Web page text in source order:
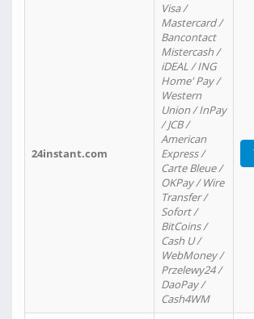
24instant.com
Visa /
Mastercard /
Bancontact
Mistercash /
iDEAL / ING
Home' Pay /
Western
Union / InPay
/ JCB /
American
Express /
Carte Bleue /
OKPay / Wire
Transfer /
Sofort /
BitCoins /
Cash U /
WebMoney /
Przelewy24 /
DaoPay /
Cash4WM